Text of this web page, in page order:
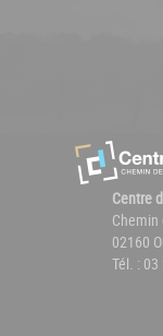
Centre
Chemin
02160
Tél. :